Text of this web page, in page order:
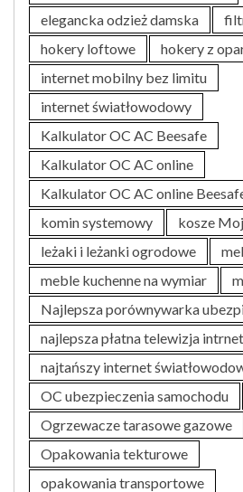
elegancka odzież damska
hokery loftowe
hokery z
internet mobilny bez limitu
internet światłowodowy
Kalkulator OC AC Beesafe
Kalkulator OC AC online
Kalkulator OC AC online
komin systemowy
kosze
leżaki i leżanki ogrodowe
meble kuchenne na wymiar
Najlepsza porównywarka
najlepsza płatna telewizja
najtańszy internet
OC ubezpieczenia samochodu
Ogrzewacze tarasowe gazowe
Opakowania tekturowe
opakowania transportowe